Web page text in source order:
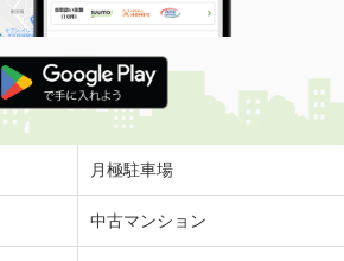
月極駐車場
中古マンション